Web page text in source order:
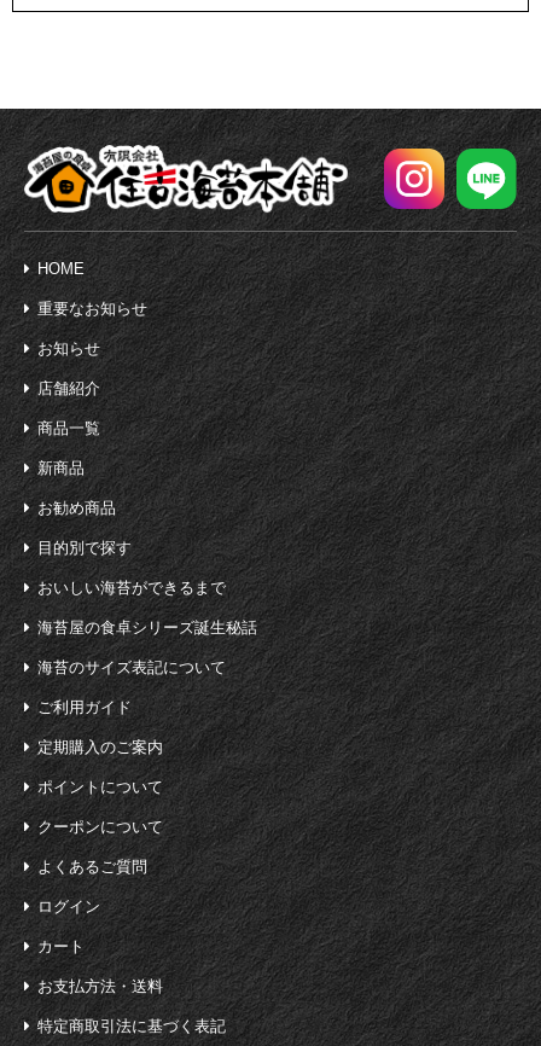
HOME
重要なお知らせ
お知らせ
店舗紹介
商品一覧
新商品
お勧め商品
目的別で探す
おいしい海苔ができるまで
海苔屋の食卓シリーズ誕生秘話
海苔のサイズ表記について
ご利用ガイド
定期購入のご案内
ポイントについて
クーポンについて
よくあるご質問
ログイン
カート
お支払方法・送料
特定商取引法に基づく表記